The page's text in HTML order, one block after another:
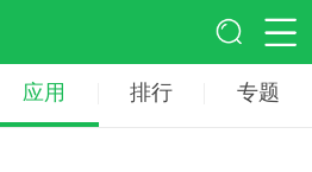
应用 排行 专题